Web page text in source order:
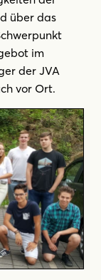
über das
im
der JVA
vor Ort.